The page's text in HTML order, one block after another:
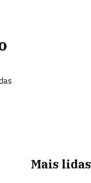
Mais lidas